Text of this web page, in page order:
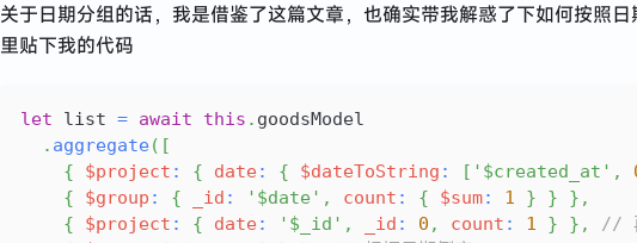
关于日期分组的话，我是借鉴了这篇文章，也确实带我解惑了下如何按照日
里贴下我的代码
let list = await this . goodsModel
. aggregate( [
{
$project : { date: { $dateToString : [ '$created_at' ,
{
$group : { _id : '$date' , count : { $sum: 1 } } } ,
{
$project : { date: '$_id' , _id : 0 , count : 1 } } ,
//